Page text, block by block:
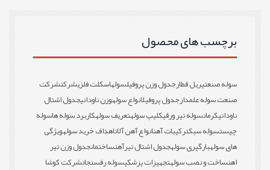
برچسب های محصول
سوله صنعتیریل قطارجدول وزن پروفیلسولهاسکلت فلزیشرکتشرکت
صنعت سوله علمدارجدول پروفیلانواع سولهوزن ناودانیجدول اشتال
ناودانیکرمانسوله تیر ورقیکلیپ سولهتعریف سولهکاربرد سوله هاسوله
چیستسوله سبکترکیبات آهنانواع آهن آلاتاهداف خرید سولهویژگی
های سولهبارگیری سولهجدول اشتال تیرآهنساختمانجدول وزن تیر
اهنساخت و نصب سولهتجهیزات پزشکیسوله رفسنجانشرکت کوشا